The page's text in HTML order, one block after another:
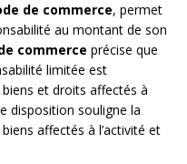
de commerce, permet
au montant de son
commerce précise que
limitée est
biens et droits affectés à
disposition souligne la
affectés à l’activité et